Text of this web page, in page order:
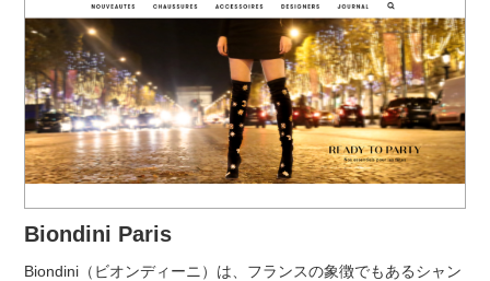
Biondini Paris
Biondini（ビオンディーニ）は、フランスの象徴でもあるシャン